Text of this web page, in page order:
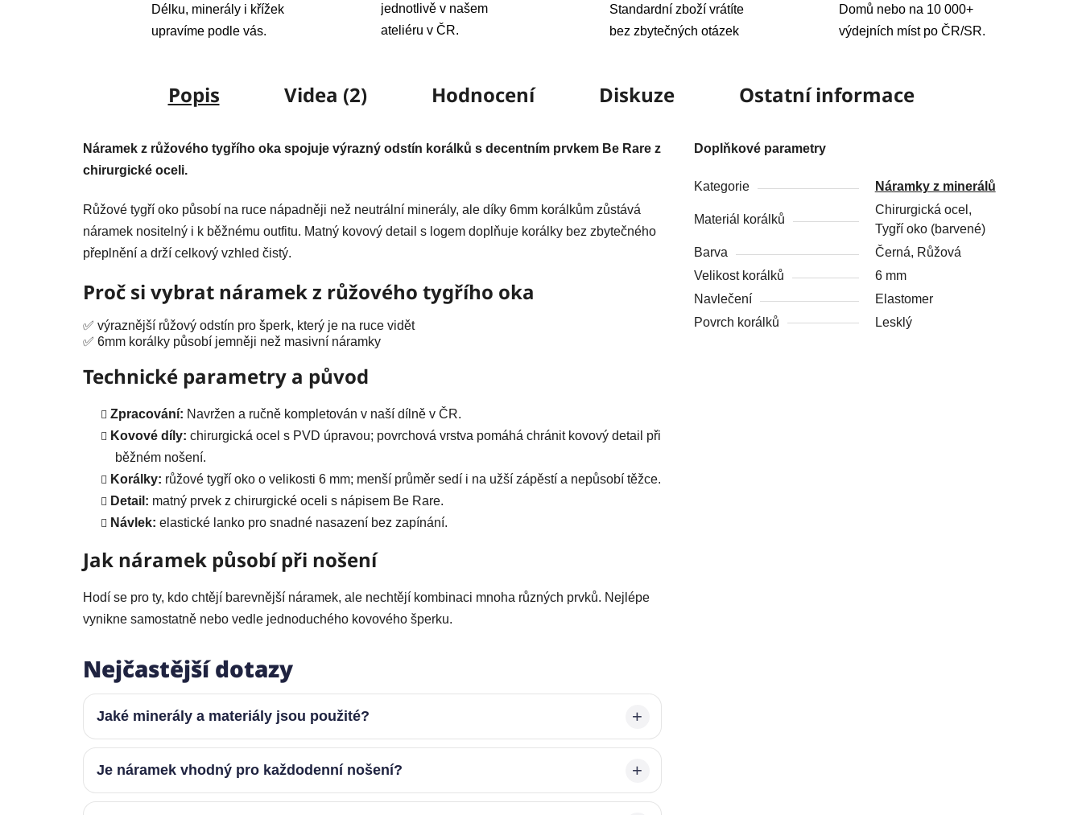
Délku, minerály i křížek
upravíme podle vás.
jednotlivě v našem
ateliéru v ČR.
Standardní zboží vrátíte
bez zbytečných otázek
Domů nebo na 10 000+
výdejních míst po ČR/SR.
Popis Videa (2) Hodnocení Diskuze Ostatní informace
Náramek z růžového tygřího oka spojuje výrazný odstín korálků s decentním prvkem Be Rare z
chirurgické oceli.
Růžové tygří oko působí na ruce nápadněji než neutrální minerály, ale díky 6mm korálkům zůstává
náramek nositelný i k běžnému outfitu. Matný kovový detail s logem doplňuje korálky bez zbytečného
přeplnění a drží celkový vzhled čistý.
Proč si vybrat náramek z růžového tygřího oka
✅ výraznější růžový odstín pro šperk, který je na ruce vidět
✅ 6mm korálky působí jemněji než masivní náramky
Technické parametry a původ
Zpracování: Navržen a ručně kompletován v naší dílně v ČR.
Kovové díly: chirurgická ocel s PVD úpravou; povrchová vrstva pomáhá chránit kovový detail při
běžném nošení.
Korálky: růžové tygří oko o velikosti 6 mm; menší průměr sedí i na užší zápěstí a nepůsobí těžce.
Detail: matný prvek z chirurgické oceli s nápisem Be Rare.
Návlek: elastické lanko pro snadné nasazení bez zapínání.
Jak náramek působí při nošení
Hodí se pro ty, kdo chtějí barevnější náramek, ale nechtějí kombinaci mnoha různých prvků. Nejlépe
vynikne samostatně nebo vedle jednoduchého kovového šperku.
Nejčastější dotazy
Jaké minerály a materiály jsou použité?
Je náramek vhodný pro každodenní nošení?
Doplňkové parametry
Kategorie Náramky z minerálů
Materiál korálků
Chirurgická ocel,
Tygří oko (barvené)
Barva
Černá, Růžová
Velikost korálků
6 mm
Navlečení
Elastomer
Povrch korálků
Lesklý